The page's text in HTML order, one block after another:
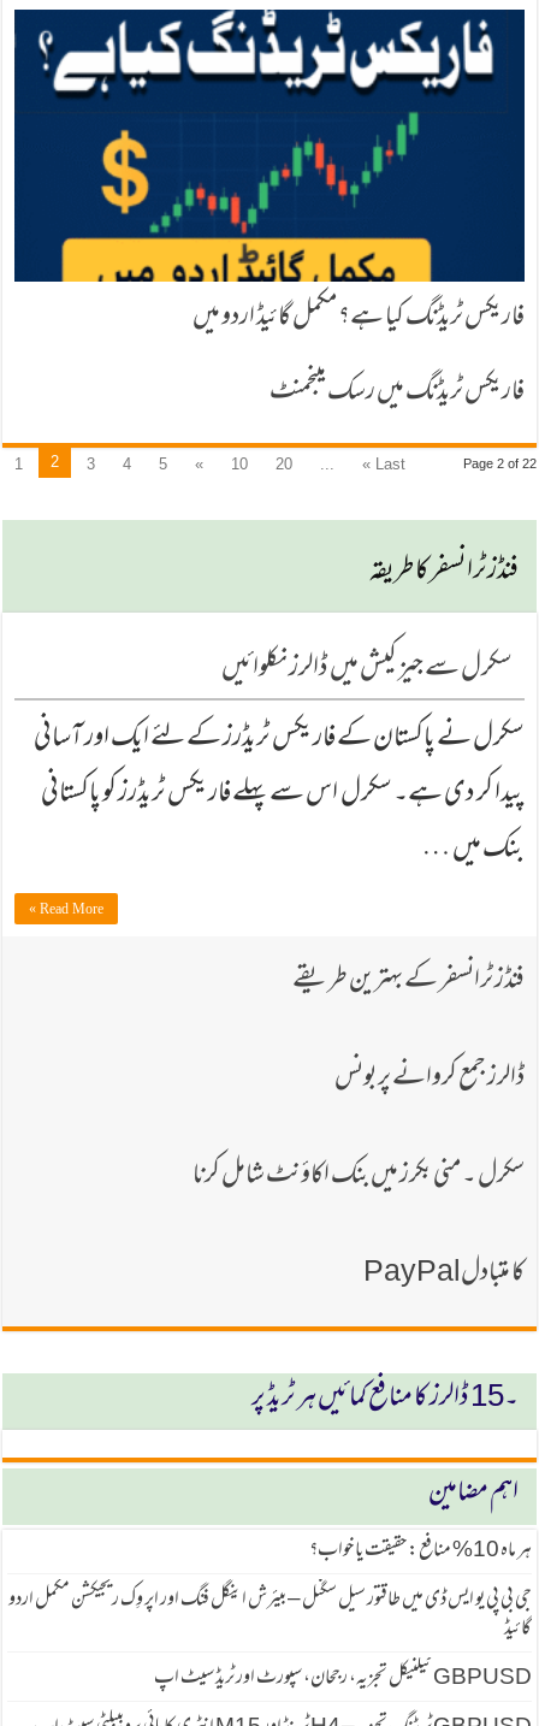
فاریکس ٹریڈنگ کیا ہے؟ مکمل گائیڈ اردو میں
فاریکس ٹریڈنگ میں رسک مینجمنٹ
Page 2 of 22
1 2 3 4 5 » 10 20 Last »
فنڈزٹرانسفركا طریقہ
سكرل سے جیز كیش میں ڈالرز نكلوائیں
سكرل نے پاكستان كے فاریكس ٹریڈرز كے لئے ایك اور آسانی
پیدا كر دی ہے۔ سكرل اس سے پہلے فاریكس ٹریڈرز كو پاكستانی
بنك میں …
Read More »
فنڈز ٹرانسفر کے بہترین طریقے
ڈالرز جمع كروانے پر بونس
سكرل ۔ منی بکرز میں بنک اکاؤنٹ شامل کرنا
كا متبادلPayPal
۔15 ڈالرز كا منافع كمائیں ہر ٹریڈ پر
اہم مضامین
ہر ماہ 10% منافع: حقیقت یا خواب؟
جی بی پی یو ایس ڈی میں طاقتور سیل سگنل – بیئرش اینگل فنگ اور اپر وِک ریجیکشن مکمل اردو
گائیڈ
GBPUSD ٹیکنیکل تجزیہ، رجحان، سپورٹ اور ٹریڈ سیٹ اپ